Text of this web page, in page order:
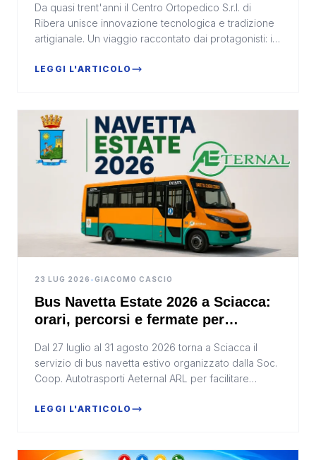
Da quasi trent'anni il Centro Ortopedico S.r.l. di
Ribera unisce innovazione tecnologica e tradizione
artigianale. Un viaggio raccontato dai protagonisti: il
LEGGI L'ARTICOLO
23 LUG 2026 •GIACOMO CASCIO
Bus Navetta Estate 2026 a Sciacca:
orari, percorsi e fermate per
Dal 27 luglio al 31 agosto 2026 torna a Sciacca il
servizio di bus navetta estivo organizzato dalla Soc.
Coop. Autotrasporti Aeternal ARL per facilitare
LEGGI L'ARTICOLO